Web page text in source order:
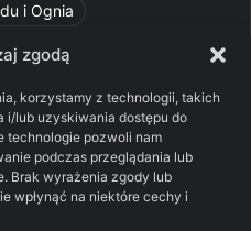
zgodą
korzystamy z technologii, takich
i/lub uzyskiwania dostępu do
technologie pozwoli nam
podczas przeglądania lub
Brak wyrażenia zgody lub
wpłynąć na niektóre cechy i
i Ognia
Pytania do maesterów
Silmarillion
SithFrog
Szalone Teorie
Wieści z Cytadeli